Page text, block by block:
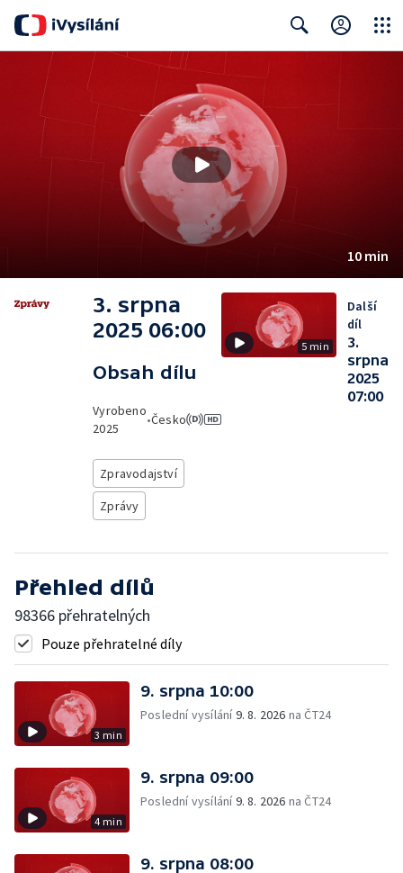
10 min
3. srpna
2025 06:00
Obsah dílu
Vyrobeno
2025
•Česko
Zpravodajství
Zprávy
5 min
Další
díl
3.
srpna
2025
07:00
Přehled dílů
98366 přehratelných
Pouze přehratelné díly
3 min
9. srpna 10:00
Poslední vysílání9. 8. 2026 na ČT24
4 min
9. srpna 09:00
Poslední vysílání9. 8. 2026 na ČT24
9. srpna 08:00